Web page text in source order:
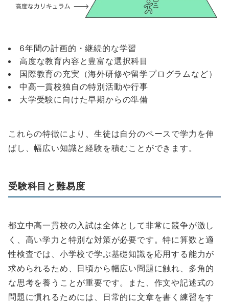
6年間の計画的・継続的な学習
高度な教育内容と豊富な選択科目
国際教育の充実（海外研修や留学プログラムなど）
中高一貫校独自の特別活動や行事
大学受験に向けた早期からの準備
これらの特徴により、生徒は自分のペースで学力を伸
ばし、幅広い知識と経験を積むことができます。
受験科目と難易度
都立中高一貫校の入試は全体として非常に競争が激し
く、高い学力と特別な対策が必要です。特に算数と適
性検査では、小学校で学ぶ基礎知識を応用する能力が
求められるため、日頃から幅広い問題に触れ、多角的
な思考を養うことが重要です。また、作文や記述式の
問題に慣れるためには、日常的に文章を書く練習をす